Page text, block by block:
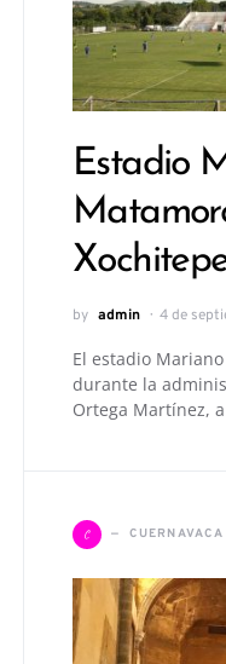
Estadio
by admin 4 de
El estadio
durante la
Ortega Martínez,
C CUERNAVACA